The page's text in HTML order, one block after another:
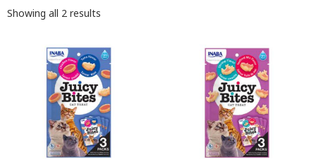
Showing all 2 results